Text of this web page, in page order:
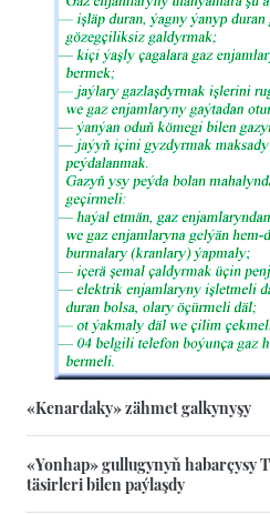
«Kenardaky» zähmet galkynyşy
«Yonhap» gullugynyň habarçysy
täsirleri bilen paýlaşdy